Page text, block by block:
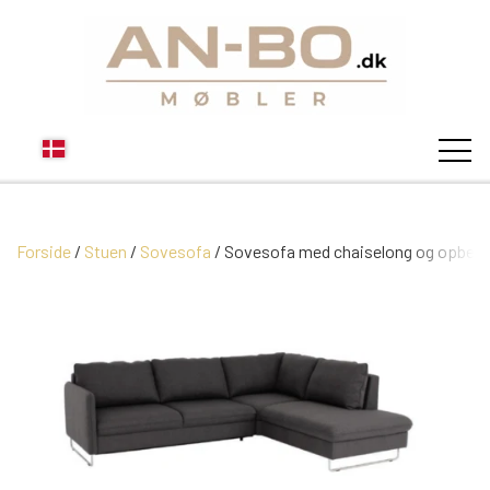
STUEN
MODUL SOFAER
MODUL SOFA DALLAS
SPISESTUEN
VITRINER
SOVEVÆRELSE
Forside Stuen Sovesofa Sovesofa med chaiselong og